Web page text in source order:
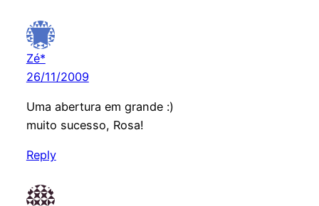
Zé*
26/11/2009
Uma abertura em grande :)
muito sucesso, Rosa!
Reply